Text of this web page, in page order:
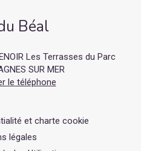
Béal
Les Terrasses du Parc
SUR MER
le téléphone
et charte cookie
légales